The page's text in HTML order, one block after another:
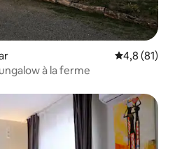
Note
4,8 (81)
à la ferme